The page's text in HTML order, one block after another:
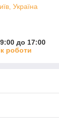
Україна
до 17:00
роботи